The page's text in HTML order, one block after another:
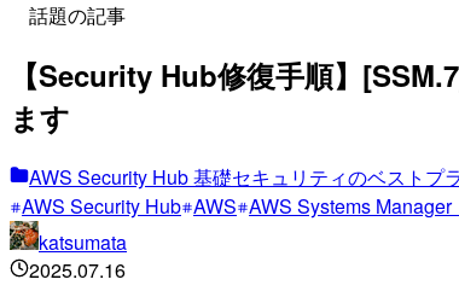
話題の記事
【Security Hub修復手順】
ます
AWS Security Hub 基礎セキュリティのベストプ
AWS Security Hub AWS AWS Systems Manager
katsumata
2025.07.16